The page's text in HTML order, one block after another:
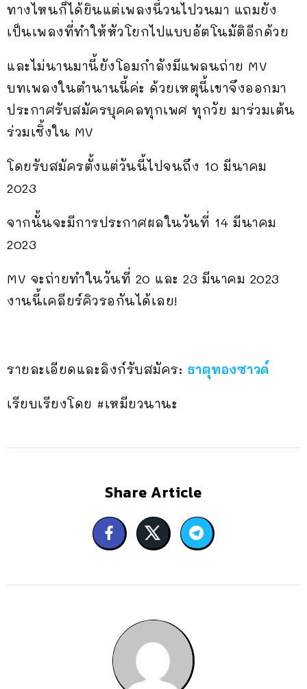
ทางไหนก็ได้ยินแต่เพลงนี้วนไปวนมา แถมยัง
เป็นเพลงที่ทำให้หัวโยกไปแบบอัตโนมัติอีกด้วย
และไม่นานมานี้ยังโอมกำลังมีแพลนถ่าย MV
บทเพลงในตำนานนี้ค่ะ ด้วยเหตุนี้เขาจึงออกมา
ประกาศรับสมัครบุคคลทุกเพศ ทุกวัย มาร่วมเต้น
ร่วมเซิ้งใน MV
โดยรับสมัครตั้งแต่วันนี้ไปจนถึง 10 มีนาคม
2023
จากนั้นจะมีการประกาศผลในวันที่ 14 มีนาคม
2023
MV จะถ่ายทำในวันที่ 20 และ 23 มีนาคม 2023
งานนี้เคลียร์คิวรอกันได้เลย!
รายละเอียดและลิงก์รับสมัคร: ธาตุทองซาวด์
เรียบเรียงโดย #เหมียวนานะ
Share Article